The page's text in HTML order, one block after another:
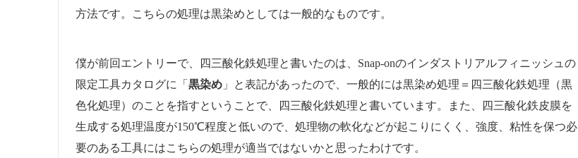
方法です。こちらの処理は黒染めとしては一般的なものです。
僕が前回エントリーで、四三酸化鉄処理と書いたのは、Snap-onのインダストリアルフィニッシュの
限定工具カタログに「 黒染め 」と表記があったので、一般的には黒染め処理＝四三酸化鉄処理（黒
色化処理）のことを指すということで、四三酸化鉄処理と書いています。また、四三酸化鉄皮膜を
生成する処理温度が150℃程度と低いので、処理物の軟化などが起こりにくく、強度、粘性を保つ必
要のある工具にはこちらの処理が適当ではないかと思ったわけです。